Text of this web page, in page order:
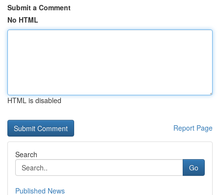
Submit a Comment
No HTML
HTML is disabled
Report Page
Search
Go
Published News